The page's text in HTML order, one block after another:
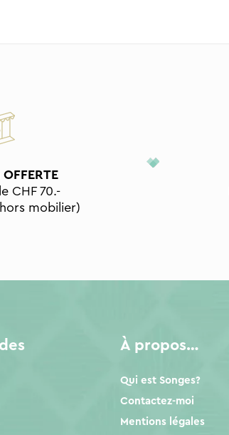
OFFERTE
CHF 70.-
mobilier)
À propos…
Qui est Songes?
Contactez-moi
Mentions légales